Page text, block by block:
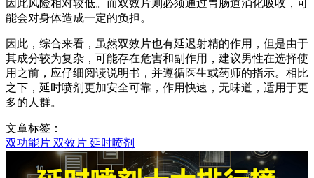
因此风险相对较低。而双效片则必须通过胃肠道消化吸收，可
能会对身体造成一定的负担。
因此，综合来看，虽然双效片也有延迟射精的作用，但是由于
其成分较为复杂，可能存在危害和副作用，建议男性在选择使
用之前，应仔细阅读说明书，并遵循医生或药师的指示。相比
之下，延时喷剂更加安全可靠，作用快速，无味道，适用于更
多的人群。
文章标签：
双功能片 双效片 延时喷剂